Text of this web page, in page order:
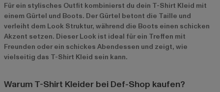
Für ein stylisches Outfit kombinierst du dein T-Shirt Kleid mit
einem Gürtel und Boots. Der Gürtel betont die Taille und
verleiht dem Look Struktur, während die Boots einen schicken
Akzent setzen. Dieser Look ist ideal für ein Treffen mit
Freunden oder ein schickes Abendessen und zeigt, wie
vielseitig das T-Shirt Kleid sein kann.
Warum T-Shirt Kleider bei Def-Shop kaufen?